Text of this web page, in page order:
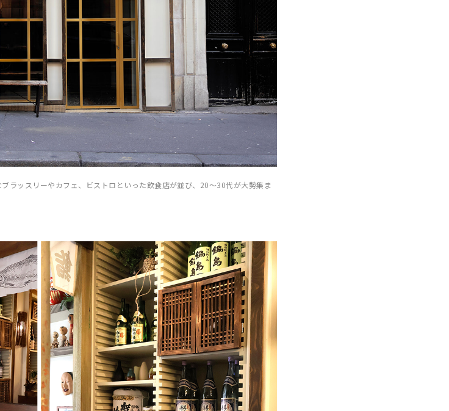
ラッスリーやカフェ、ビストロといった飲食店が並び、20〜30代が大勢集ま